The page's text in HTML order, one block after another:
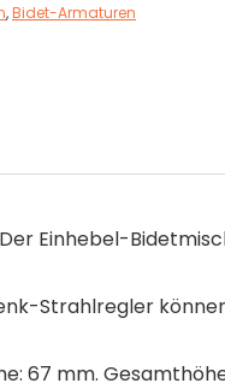
,Bidet-Armaturen
Einhebel-
Strahlregler
67 mm.